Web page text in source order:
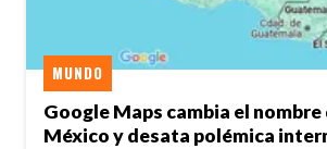
Google Maps cambia el
México y desata polémica
MUNDO